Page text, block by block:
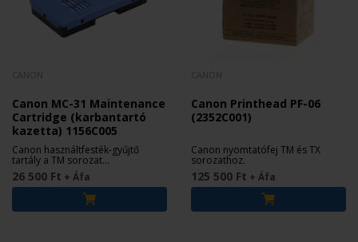
Canon MC-31 Maintenance
Cartridge (karbantartó
kazetta) 1156C005
Canon használtfesték-gyűjtő
tartály a TM sorozat
nyomtatóihoz.
26 500 Ft + Áfa
Canon Printhead PF-06
(2352C001)
Canon nyomtatófej TM és TX
sorozathoz.
125 500 Ft + Áfa